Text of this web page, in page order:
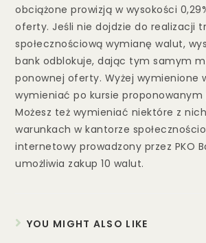
obciążone prowizją w wysokości
oferty. Jeśli nie dojdzie do realizacji
społecznościową wymianę walut,
bank odblokuje, dając tym samym
ponownej oferty. Wyżej wymienione
wymieniać po kursie proponowanym
Możesz też wymieniać niektóre z
warunkach w kantorze
internetowy prowadzony przez PKO
umożliwia zakup 10 walut.
YOU MIGHT ALSO LIKE